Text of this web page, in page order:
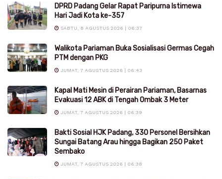
DPRD Padang Gelar Rapat Paripurna Istimewa
Hari Jadi Kota ke-357
SABTU, 8 AGUSTUS 2026 | 06:37
Walikota Pariaman Buka Sosialisasi Germas Cegah
PTM dengan PKG
JUMAT, 7 AGUSTUS 2026 | 06:43
Kapal Mati Mesin di Perairan Pariaman, Basarnas
Evakuasi 12 ABK di Tengah Ombak 3 Meter
JUMAT, 7 AGUSTUS 2026 | 06:39
Bakti Sosial HJK Padang, 330 Personel Bersihkan
Sungai Batang Arau hingga Bagikan 250 Paket
Sembako
JUMAT, 7 AGUSTUS 2026 | 06:38